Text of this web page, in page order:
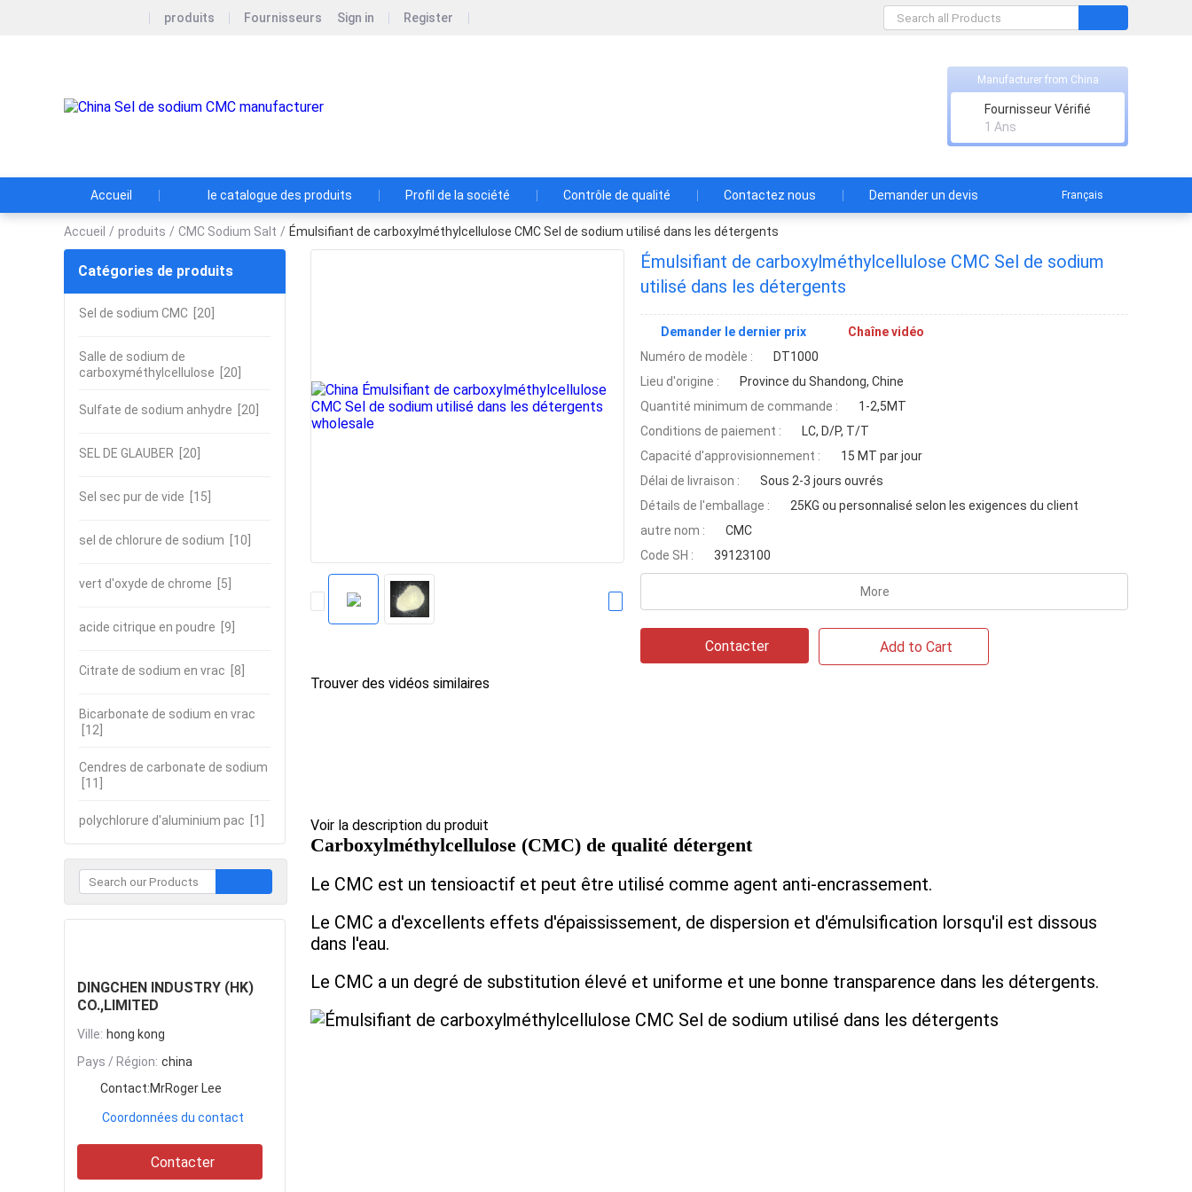
produits Fournisseurs Sign in Register
Manufacturer from China
Fournisseur Vérifié
1 Ans
Accueil le catalogue des produits Profil de la société Contrôle de qualité Contactez nous Demander un devis Français
Accueil / produits / CMC Sodium Salt / Émulsifiant de carboxylméthylcellulose CMC Sel de sodium utilisé dans les détergents
Catégories de produits
Sel de sodium CMC [20]
Salle de sodium de
carboxyméthylcellulose [20]
Sulfate de sodium anhydre [20]
SEL DE GLAUBER [20]
Sel sec pur de vide [15]
sel de chlorure de sodium [10]
vert d'oxyde de chrome [5]
acide citrique en poudre [9]
Citrate de sodium en vrac [8]
Bicarbonate de sodium en vrac
[12]
Cendres de carbonate de sodium
[11]
polychlorure d'aluminium pac [1]
DINGCHEN INDUSTRY (HK)
CO.,LIMITED
Ville: hong kong
Pays / Région: china
Contact:MrRoger Lee
Coordonnées du contact
Contacter
Émulsifiant de carboxylméthylcellulose CMC Sel de sodium
utilisé dans les détergents
Demander le dernier prix
Chaîne vidéo
Numéro de modèle :
DT1000
Lieu d'origine :
Province du Shandong, Chine
Quantité minimum de commande :
1-2,5MT
Conditions de paiement :
LC, D/P, T/T
Capacité d'approvisionnement :
15 MT par jour
Délai de livraison :
Sous 2-3 jours ouvrés
Détails de l'emballage :
25KG ou personnalisé selon les exigences du client
autre nom :
CMC
Code SH :
39123100
More
Contacter Add to Cart
Trouver des vidéos similaires
Voir la description du produit
Carboxylméthylcellulose (CMC) de qualité détergent
Le CMC est un tensioactif et peut être utilisé comme agent anti-encrassement.
Le CMC a d'excellents effets d'épaississement, de dispersion et d'émulsification lorsqu'il est dissous
dans l'eau.
Le CMC a un degré de substitution élevé et uniforme et une bonne transparence dans les détergents.